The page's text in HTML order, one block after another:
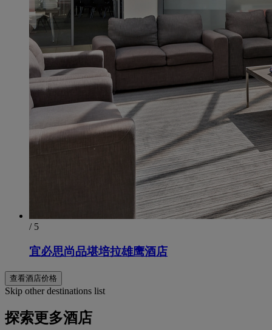
/ 5
宜必思尚品堪培拉雄鹰酒店
查看酒店价格
Skip other destinations list
探索更多酒店